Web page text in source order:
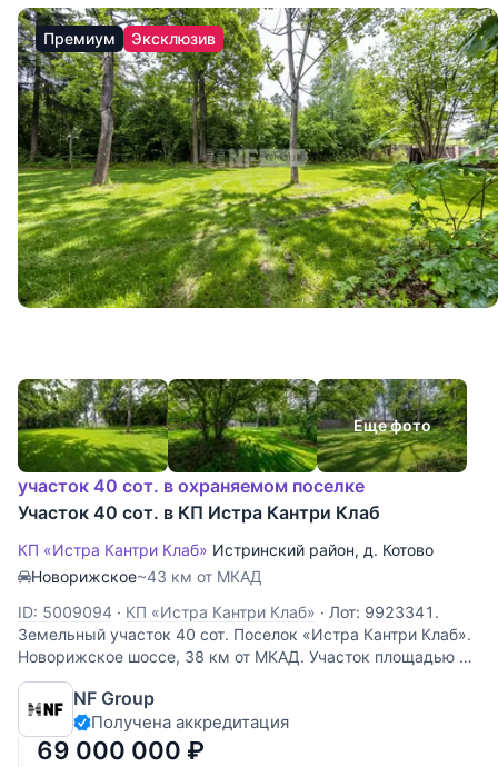
Премиум Эксклюзив
Еще фото
участок 40 сот. в охраняемом поселке
Участок 40 сот. в КП Истра Кантри Клаб
КП «Истра Кантри Клаб» Истринский район, д. Котово
Новорижское~43 км от МКАД
ID: 5009094 · КП «Истра Кантри Клаб» · Лот: 9923341.
Земельный участок 40 cот. Поселок «Истра Кантри Клаб».
Новорижское шоссе, 38 км от МКАД. Участок площадью 40
соток расположен в охраняемом посёлке «Истра Кантри
Клаб 3» на 38-м километре Новорижского шоссе.
Ключевые преимущества
NF Group
Получена аккредитация
69 000 000 ₽